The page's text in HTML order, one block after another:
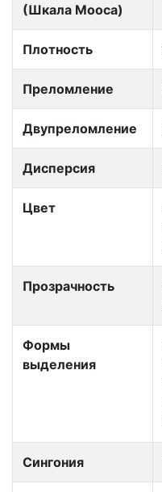
(Шкала Мооса)
Плотность
Преломление
Двупреломление
Дисперсия
Цвет
Прозрачность
Формы
выделения
Сингония